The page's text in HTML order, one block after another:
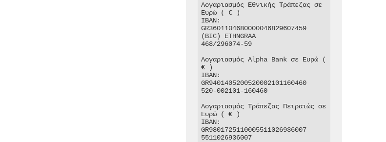
Λογαριασμός Εθνικής Τράπεζας σε
Ευρώ ( € )
IBAN:
GR3601104680000046829607459
(BIC) ETHNGRAA
468/296074-59
Λογαριασμός Alpha Bank σε Ευρώ (
€ )
IBAN:
GR9401405200520002101160460
520-002101-160460
Λογαριασμός Τράπεζας Πειραιώς σε
Ευρώ ( € )
IBAN:
GR9801725110005511026936007
5511026936007